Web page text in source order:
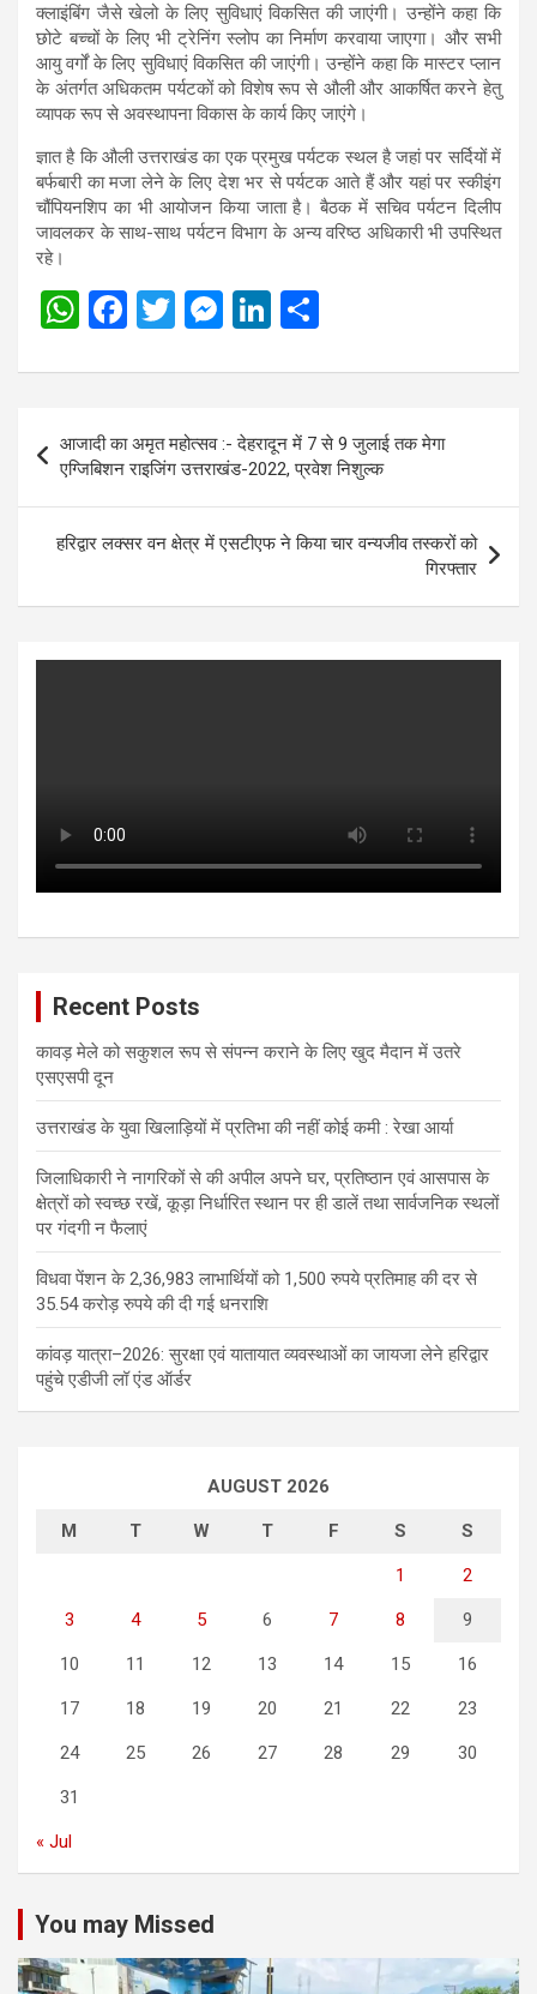
क्लाइंबिंग जैसे खेलो के लिए सुविधाएं विकसित की जाएंगी। उन्होंने कहा कि
छोटे बच्चों के लिए भी ट्रेनिंग स्लोप का निर्माण करवाया जाएगा। और सभी
आयु वर्गों के लिए सुविधाएं विकसित की जाएंगी। उन्होंने कहा कि मास्टर प्लान
के अंतर्गत अधिकतम पर्यटकों को विशेष रूप से औली और आकर्षित करने हेतु
व्यापक रूप से अवस्थापना विकास के कार्य किए जाएंगे।
ज्ञात है कि औली उत्तराखंड का एक प्रमुख पर्यटक स्थल है जहां पर सर्दियों में
बर्फबारी का मजा लेने के लिए देश भर से पर्यटक आते हैं और यहां पर स्कीइंग
चौंपियनशिप का भी आयोजन किया जाता है। बैठक में सचिव पर्यटन दिलीप
जावलकर के साथ-साथ पर्यटन विभाग के अन्य वरिष्ठ अधिकारी भी उपस्थित
रहे।
W
at
s
A
p
p
F
ce
o
o
k
T
tt
er
M
se
n
g
er
Li
ke
dI
n
ar
e
navigation
आजादी का अमृत महोत्सव :- देहरादून में 7 से 9 जुलाई तक मेगा
एग्जिबिशन राइजिंग उत्तराखंड-2022, प्रवेश निशुल्क
हरिद्वार लक्सर वन क्षेत्र में एसटीएफ ने किया चार वन्यजीव तस्करों को
गिरफ्तार
Recent Posts
कावड़ मेले को सकुशल रूप से संपन्न कराने के लिए खुद मैदान में उतरे
एसएसपी दून
उत्तराखंड के युवा खिलाड़ियों में प्रतिभा की नहीं कोई कमी : रेखा आर्या
जिलाधिकारी ने नागरिकों से की अपील अपने घर, प्रतिष्ठान एवं आसपास के
क्षेत्रों को स्वच्छ रखें, कूड़ा निर्धारित स्थान पर ही डालें तथा सार्वजनिक स्थलों
पर गंदगी न फैलाएं
विधवा पेंशन के 2,36,983 लाभार्थियों को 1,500 रुपये प्रतिमाह की दर से
35.54 करोड़ रुपये की दी गई धनराशि
कांवड़ यात्रा–2026: सुरक्षा एवं यातायात व्यवस्थाओं का जायजा लेने हरिद्वार
पहुंचे एडीजी लॉ एंड ऑर्डर
AUGUST 2026
M T W T F S S
1 2
3 4 5 6 7 8 9
10 11 12 13 14 15 16
17 18 19 20 21 22 23
24 25 26 27 28 29 30
31
« Jul
You may Missed